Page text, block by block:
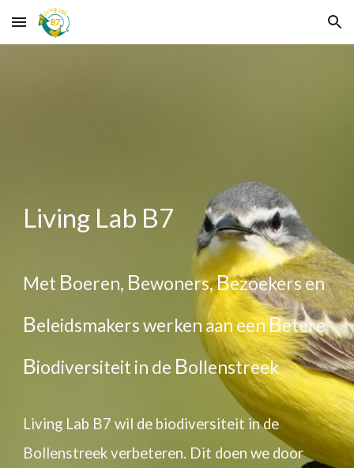
Skip to main content Skip to navigation
Living Lab B7
Met Boeren, Bewoners,Bezoekers en
Beleidsmakers werken aan eenBetere
Biodiversiteit in de Bollenstreek
Living Lab B7 wil de biodiversiteit in de
Bollenstreek verbeteren. Dit doen we door